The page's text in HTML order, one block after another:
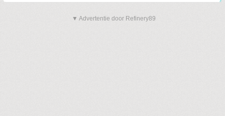
▼ Advertentie door Refinery89